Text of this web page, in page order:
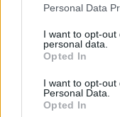
Personal Data
I want to opt-
personal data.
Opted In
I want to opt-out
Personal Data.
Opted In
Il ragazzo è
una famiglia nel